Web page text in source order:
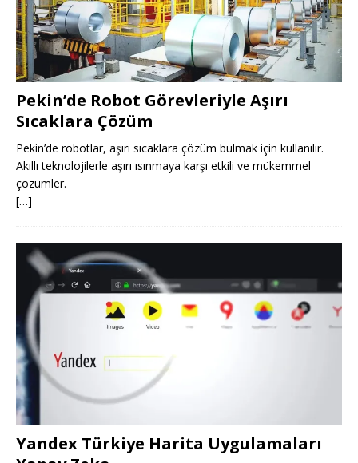
Pekin’de Robot Görevleriyle Aşırı
Sıcaklara Çözüm
Pekin’de robotlar, aşırı sıcaklara çözüm bulmak için kullanılır.
Akıllı teknolojilerle aşırı ısınmaya karşı etkili ve mükemmel
çözümler.
[…]
Yandex Türkiye Harita Uygulamaları